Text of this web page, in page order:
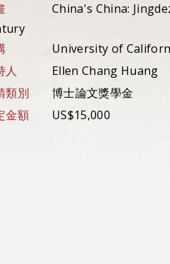
China's China:
University of
人
Ellen Chang Huang
類別
博士論文獎學金
金額
US$15,000